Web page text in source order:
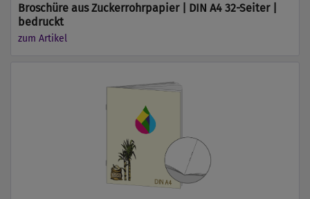
Broschüre aus Zuckerrohrpapier | DIN A4 32-Seiter |
bedruckt
zum Artikel